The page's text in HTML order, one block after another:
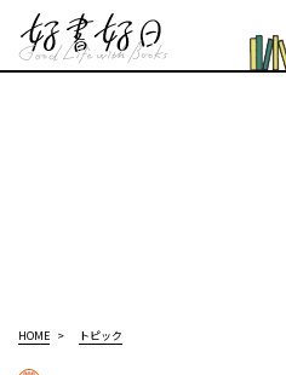
HOME トピック